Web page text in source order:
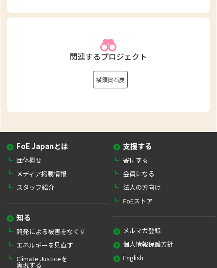
関連するプロジェクト
横須賀石炭
FoE Japanとは
団体概要
メディア掲載情報
スタッフ紹介
知る
開発による被害をなくす
エネルギーを見直す
Climate Justiceを
実現する
支援する
寄付する
会員になる
法人の方向け
FoEストア
メルマガ登録
個人情報保護方針
English